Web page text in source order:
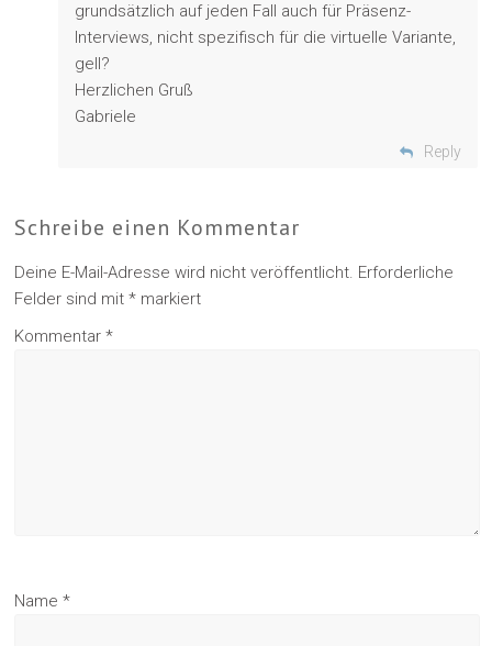
grundsätzlich auf jeden Fall auch für Präsenz-
Interviews, nicht spezifisch für die virtuelle Variante,
gell?
Herzlichen Gruß
Gabriele
Reply
Schreibe einen Kommentar
Deine E-Mail-Adresse wird nicht veröffentlicht. Erforderliche
Felder sind mit* markiert
Kommentar*
Name*